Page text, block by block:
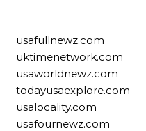
usafullnewz.com
uktimenetwork.com
usaworldnewz.com
todayusaexplore.com
usalocality.com
usafournewz.com